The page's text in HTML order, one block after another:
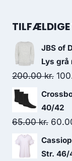
JBS of
Lys grå
200.00kr.
was:
40/42
65.00kr.
price
was:
Str. 46/